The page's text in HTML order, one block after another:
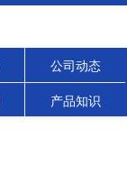
公司动态
产品知识